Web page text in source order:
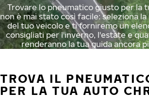
Trovare lo pneumatico giusto per la
non è mai stato così facile: seleziona
del tuo veicolo e ti forniremo un
consigliati per l'inverno, l'estate e
renderanno la tua guida ancora
TROVA IL
PER LA TUA AUTO